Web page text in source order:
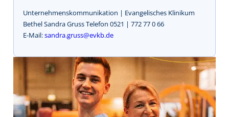
Unternehmenskommunikation | Evangelisches Klinikum
Bethel Sandra Gruss Telefon 0521 | 772 77 0 66
E-Mail:sandra.gruss@evkb.de